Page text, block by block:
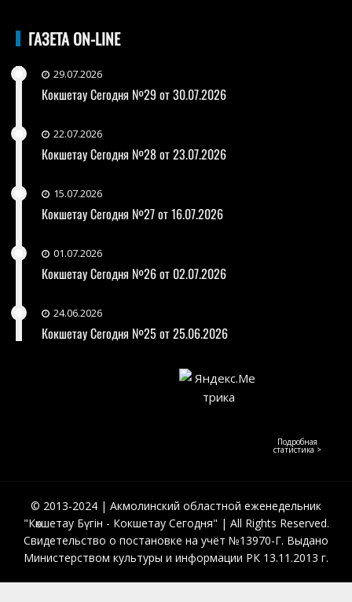
ГАЗЕТА ON-LINE
29.07.2026
Кокшетау Сегодня №29 от 30.07.2026
22.07.2026
Кокшетау Сегодня №28 от 23.07.2026
15.07.2026
Кокшетау Сегодня №27 от 16.07.2026
01.07.2026
Кокшетау Сегодня №26 от 02.07.2026
24.06.2026
Кокшетау Сегодня №25 от 25.06.2026
Подробная
статистика >
© 2013-2024 | Акмолинский областной еженедельник
"Көкшетау Бүгін - Кокшетау Сегодня" | All Rights Reserved.
Свидетельство о постановке на учёт №13970-Г. Выдано
Министерством культуры и информации РК 13.11.2013 г.